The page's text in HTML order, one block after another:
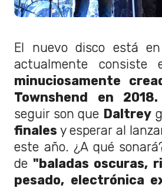
El nuevo disco está
actualmente
minuciosamente
Townshend en 2018.
seguir son que Daltrey
finales y esperar al
este año. ¿A qué
de"baladas oscuras,
pesado, electrónica